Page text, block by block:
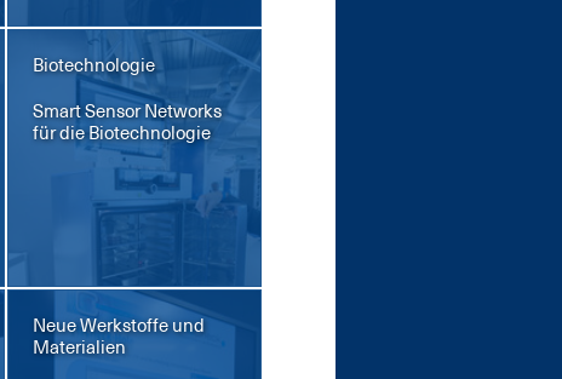
Biotechnologie
Smart Sen­sor Net­works
für die Bio­tech­no­lo­gie
Neue Werkstoffe und
Materialien